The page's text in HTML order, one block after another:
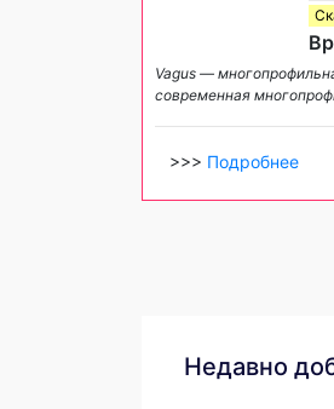
Vagus —
современная
>>> Подробнее
Недавно